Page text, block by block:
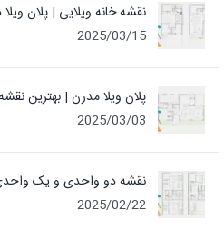
نقشه خانه ویلایی | پلان
2025/03/15
پلان ویلا مدرن | بهترین نقشه
2025/03/03
نقشه دو واحدی و یک واحدی | نقشه ۲
2025/02/22